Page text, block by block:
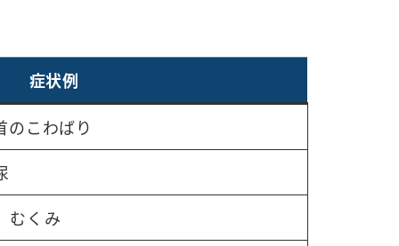
症状例
のこわばり
むくみ